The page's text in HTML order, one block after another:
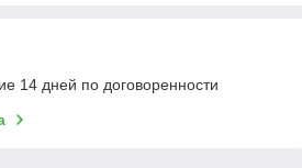
14 дней по договоренности